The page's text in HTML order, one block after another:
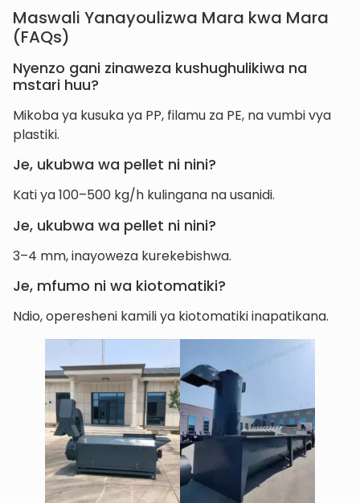
Maswali Yanayoulizwa Mara kwa Mara
(FAQs)
Nyenzo gani zinaweza kushughulikiwa na
mstari huu?
Mikoba ya kusuka ya PP, filamu za PE, na vumbi vya
plastiki.
Je, ukubwa wa pellet ni nini?
Kati ya 100–500 kg/h kulingana na usanidi.
Je, ukubwa wa pellet ni nini?
3–4 mm, inayoweza kurekebishwa.
Je, mfumo ni wa kiotomatiki?
Ndio, operesheni kamili ya kiotomatiki inapatikana.